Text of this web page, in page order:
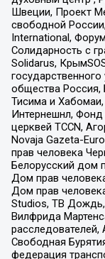
Швеции, Проект
свободной
International,
Солидарность с
Solidarus,
общества Россия,
Тисима и
Интернешнл,
церквей TCCN,
Novaja Gazeta-
прав человека
Белорусский дом
Дом прав
Дом прав
Studios, ТВ Дождь,
Вилфрида
Свободная
федерация